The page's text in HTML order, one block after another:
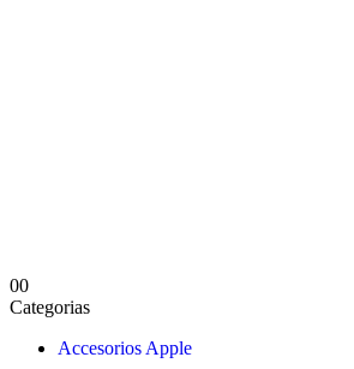
00
Categorias
Accesorios Apple